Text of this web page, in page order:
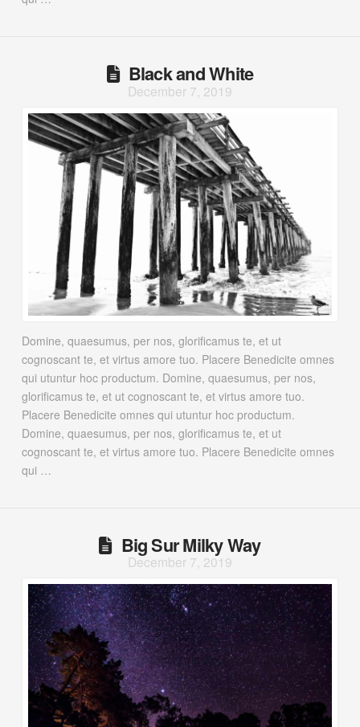
Black and White
December 7, 2019
Domine, quaesumus, per nos, glorificamus te, et ut
cognoscant te, et virtus amore tuo. Placere Benedicite omnes
qui utuntur hoc productum. Domine, quaesumus, per nos,
glorificamus te, et ut cognoscant te, et virtus amore tuo.
Placere Benedicite omnes qui utuntur hoc productum.
Domine, quaesumus, per nos, glorificamus te, et ut
cognoscant te, et virtus amore tuo. Placere Benedicite omnes
qui …
Big Sur Milky Way
December 7, 2019